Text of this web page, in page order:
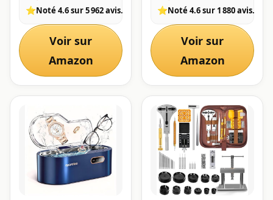
Goupille, Outillage
RéParation Horloger,
Tournevis horlogerie,
Enleve Maillon Bracelet
⭐Noté 4.6 sur 5 962 avis.
Voir sur
Amazon
Remplacement de
Goupilles de Montre,
Marteau de Montre,
Goupilles de
Poinçonnage (Noir)
⭐Noté 4.6 sur 1 880 avis.
Voir sur
Amazon